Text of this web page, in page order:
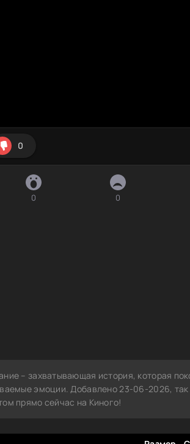
0
0 0
– захватывающая история, которая
эмоции. Добавлено 23-06-2026, так
прямо сейчас на Киного!